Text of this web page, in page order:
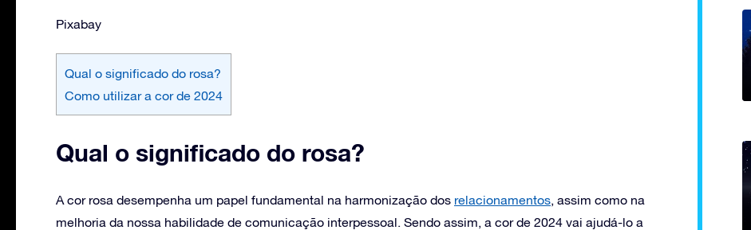
Pixabay
Qual o significado do rosa?
Como utilizar a cor de 2024
Qual o significado do rosa?
A cor rosa desempenha um papel fundamental na harmonização dos relacionamentos, assim como na
melhoria da nossa habilidade de comunicação interpessoal. Sendo assim, a cor de 2024 vai ajudá-lo a